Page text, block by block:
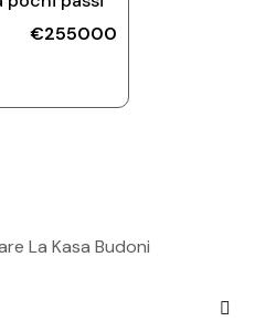
€255000
La Kasa Budoni